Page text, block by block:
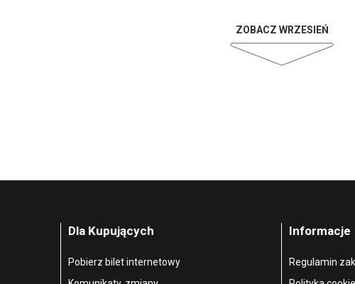
ZOBACZ WRZESIEŃ
Dla Kupujących
Pobierz bilet internetowy
Informacje
Regulamin